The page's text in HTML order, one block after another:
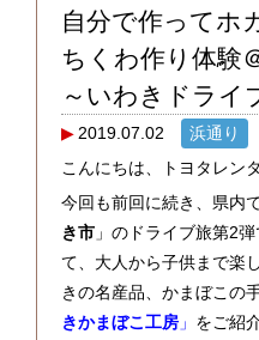
自分で作ってホ
ちくわ作り体験
～いわきドライ
2019.07.02
浜通り
こんにちは、トヨタレン
今回も前回に続き、県内
き市」のドライブ旅第2
て、大人から子供まで楽
きの名産品、かまぼこの
きかまぼこ工房」 をご紹